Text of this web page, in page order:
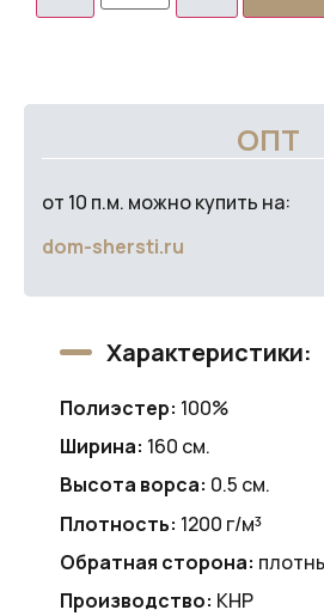
ОПТ
от 10 п.м. можно купить на:
dom-shersti.ru
Характеристики:
Полиэстер: 100%
Ширина: 160 см.
Высота ворса: 0.5 см.
Плотность: 1200 г/м³
Обратная сторона:
Производство: КНР